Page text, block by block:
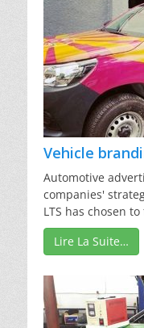
Vehicle
Automotive
companies'
LTS has chosen
Lire La Suite…